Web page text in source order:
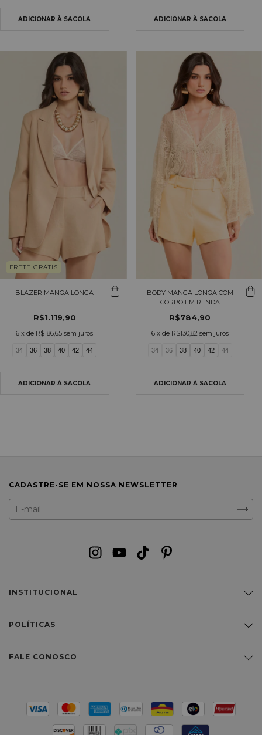
FRETE GRÁTIS
BLAZER MANGA LONGA
R$1.119,90
6 x de R$186,65 sem juros
34 36 38 40 42 44
BODY MANGA LONGA COM
CORPO EM RENDA
R$784,90
6 x de R$130,82 sem juros
34 36 38 40 42 44
CADASTRE-SE EM NOSSA NEWSLETTER
INSTITUCIONAL
POLÍTICAS
FALE CONOSCO